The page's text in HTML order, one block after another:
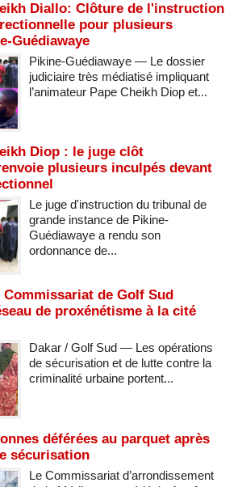
Diallo: Clôture de l'instruction
pour plusieurs
Guédiawaye
Pikine-Guédiawaye — Le dossier
judiciaire très médiatisé impliquant
l’animateur Pape Cheikh Diop et...
Diop : le juge clôt
plusieurs inculpés devant
Le juge d'instruction du tribunal de
grande instance de Pikine-
Guédiawaye a rendu son
ordonnance de...
Commissariat de Golf Sud
de proxénétisme à la cité
Dakar / Golf Sud — Les opérations
de sécurisation et de lutte contre la
criminalité urbaine portent...
déférées au parquet après
sécurisation
Le Commissariat d’arrondissement